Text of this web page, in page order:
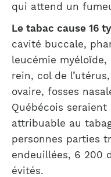
qui attend un
Le tabac cause 16
cavité buccale,
leucémie
rein, col de
ovaire, fosses
Québécois seraient
attribuable au
personnes parties
endeuillées, 6 200
évités.